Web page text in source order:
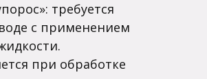
требуется
с применением
при обработке